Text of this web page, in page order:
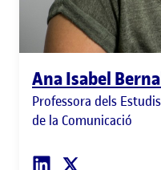
Ana Isabel
Professora dels
de la Comunicació